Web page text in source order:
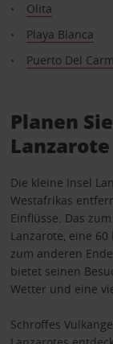
Olita
Playa Blanca
Puerto Del
Planen
Lanzarote
Die kleine Insel
Westafrikas
Einflüsse. Das
Lanzarote, eine
zum anderen
bietet seinen
Wetter und eine
Schroffes